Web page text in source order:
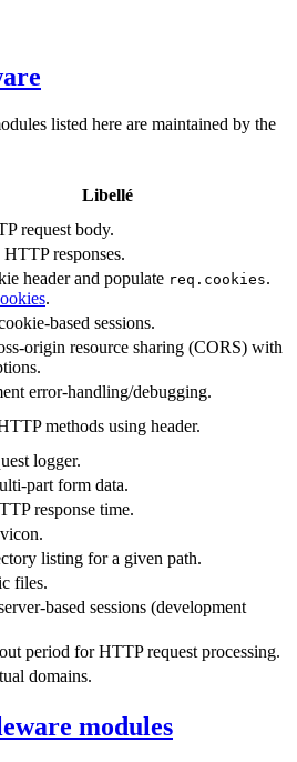
listed here are maintained by the
Libellé
request body.
responses.
header and populate req.cookies.
.
based sessions.
origin resource sharing (CORS) with
error-handling/debugging.
methods using header.
logger.
part form data.
response time.
listing for a given path.
files.
based sessions (development
period for HTTP request processing.
domains.
modules